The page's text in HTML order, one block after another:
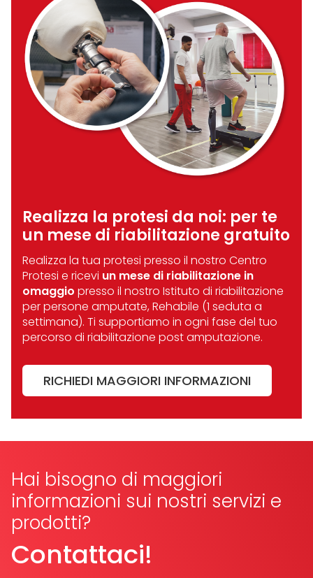
Realizza la protesi da noi: per te
un mese di riabilitazione gratuito
Realizza la tua protesi presso il nostro Centro
Protesi e ricevi un mese di riabilitazione in
omaggio presso il nostro Istituto di riabilitazione
per persone amputate, Rehabile (1 seduta a
settimana). Ti supportiamo in ogni fase del tuo
percorso di riabilitazione post amputazione.
RICHIEDI MAGGIORI INFORMAZIONI
Hai bisogno di maggiori
informazioni sui nostri servizi e
prodotti?
Contattaci!